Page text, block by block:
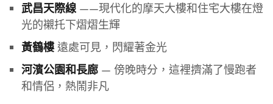
武昌天際線——現代化的摩天大樓和住宅大樓在燈
光的襯托下熠熠生輝
黃鶴樓遠處可見，閃耀著金光
河濱公園和長廊— 傍晚時分，這裡擠滿了慢跑者
和情侶，熱鬧非凡